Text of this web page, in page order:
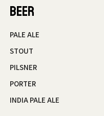
BEER
PALE ALE
STOUT
PILSNER
PORTER
INDIA PALE ALE